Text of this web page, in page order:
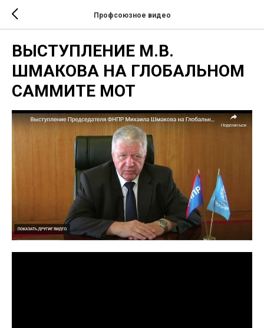
Профсоюзное видео
ВЫСТУПЛЕНИЕ М.В.
ШМАКОВА НА ГЛОБАЛЬНОМ
САММИТЕ МОТ